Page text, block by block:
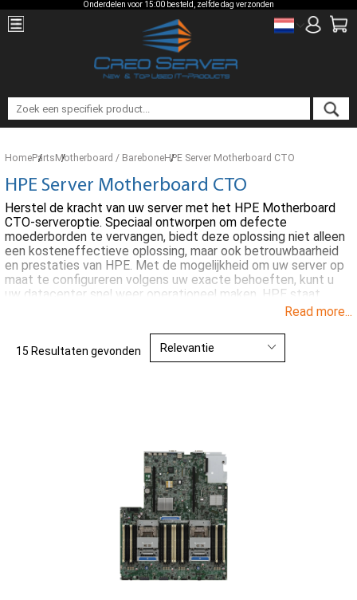
Onderdelen voor 15:00 besteld, zelfde dag verzonden
HomePartsMotherboard / BareboneHPE Server Motherboard CTO
HPE Server Motherboard CTO
Herstel de kracht van uw server met het HPE Motherboard
CTO-serveroptie. Speciaal ontworpen om defecte
moederborden te vervangen, biedt deze oplossing niet alleen
een kosteneffectieve oplossing, maar ook betrouwbaarheid
en prestaties van HPE. Met de mogelijkheid om uw server op
maat te configureren volgens uw exacte behoeften, kunt u
uw datacenter snel weer operationeel maken. HPE staat
bekend om zijn toonaangevende technologie en dit
en betrouwbaarheid die u mag verwachten van een
wereldleider in IT-oplossingen.
Read more...
15 Resultaten gevonden